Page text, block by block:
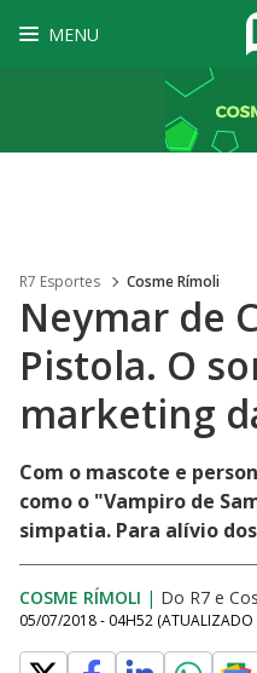
MENU
R7 Esportes Cosme Rímoli
Neymar de
Pistola. O
marketing
Com o mascote e
como o "Vampiro de
simpatia. Para alívio
COSME RÍMOLI | Do R7 e
05/07/2018 - 04H52 (ATUALIZADO